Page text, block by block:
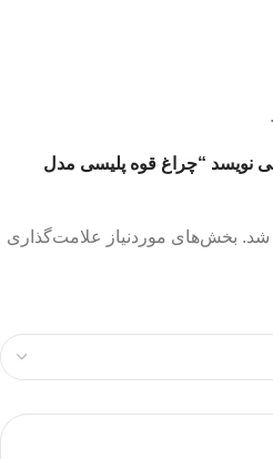
نویسد “چراغ قوه پلیسی مدل
شد. بخش‌های موردنیاز علامت‌گذاری